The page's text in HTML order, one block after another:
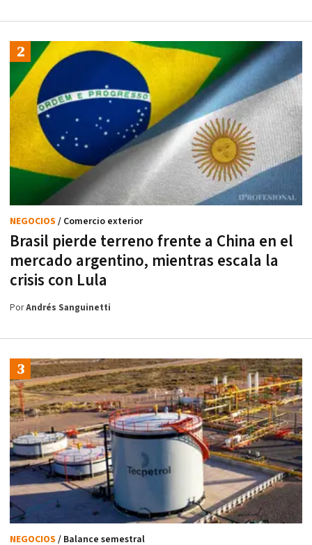
Brasil pierde terreno frente a China en el
mercado argentino, mientras escala la
crisis con Lula
NEGOCIOS / Comercio exterior
PorAndrés Sanguinetti
NEGOCIOS / Balance semestral